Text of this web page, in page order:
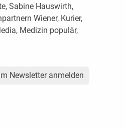
Sabine Hauswirth,
Wiener, Kurier,
Medizin populär,
Newsletter anmelden